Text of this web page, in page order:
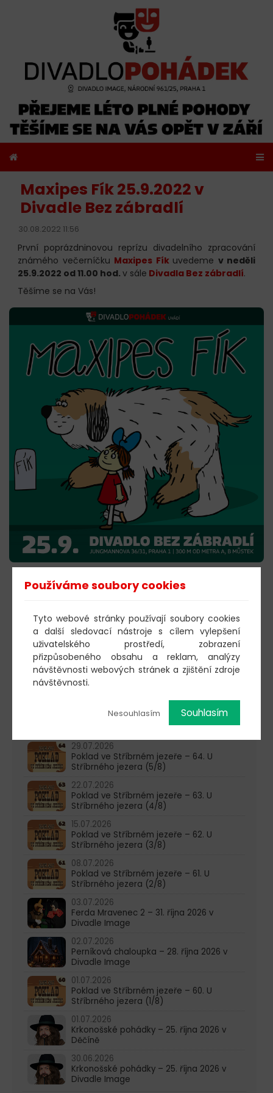
Maxipes Fík 25.9.2022 v
Divadle Bez zábradlí
30.08.2022 11:56
První poprázdninovou reprízu divadelního zpracování
známého večerníčku Maxipes Fík uvedeme v neděli
25.9.2022 od 11.00 hod. v sále Divadla Bez zábradlí.
Těšíme se na Vás!
KOUPIT VSTUPENKY
603 805 271
pondělí-čtvrtek: 10:00-16:00
AKTUALITY
Poklad ve Stříbrném jezeře – 65. U
29.07.2026
Poklad ve Stříbrném jezeře – 64. U
Stříbrného jezera (5/8)
22.07.2026
Poklad ve Stříbrném jezeře – 63. U
Stříbrného jezera (4/8)
15.07.2026
Poklad ve Stříbrném jezeře – 62. U
Stříbrného jezera (3/8)
08.07.2026
Poklad ve Stříbrném jezeře – 61. U
Stříbrného jezera (2/8)
03.07.2026
Ferda Mravenec 2 – 31. října 2026 v
Divadle Image
02.07.2026
Perníková chaloupka – 28. října 2026 v
Divadle Image
01.07.2026
Poklad ve Stříbrném jezeře – 60. U
Stříbrného jezera (1/8)
01.07.2026
Krkonošské pohádky – 25. října 2026 v
Děčíně
30.06.2026
Krkonošské pohádky – 25. října 2026 v
Divadle Image
Používáme soubory cookies
Tyto webové stránky používají soubory cookies
a další sledovací nástroje s cílem vylepšení
uživatelského prostředí, zobrazení
přizpůsobeného obsahu a reklam, analýzy
návštěvnosti webových stránek a zjištění zdroje
návštěvnosti.
Nesouhlasím Souhlasím